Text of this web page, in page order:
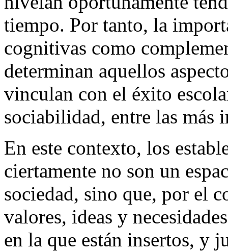
tiempo. Por tanto, la
cognitivas como
determinan aquellos
vinculan con el éxito
sociabilidad, entre las más
En este contexto, los
ciertamente no son un
sociedad, sino que, por el
valores, ideas y
en la que están insertos, y